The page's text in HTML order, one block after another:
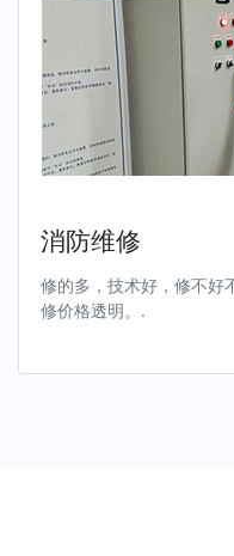
消防维修
修的多，技术好，修不好
修价格透明。.